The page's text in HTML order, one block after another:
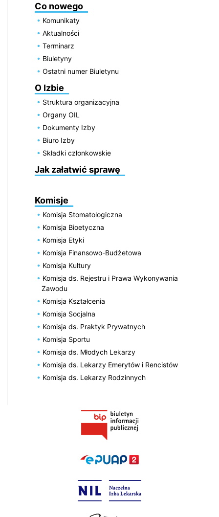
Co nowego
Komunikaty
Aktualności
Terminarz
Biuletyny
Ostatni numer Biuletynu
O Izbie
Struktura organizacyjna
Organy OIL
Dokumenty Izby
Biuro Izby
Składki członkowskie
Jak załatwić sprawę
Komisje
Komisja Stomatologiczna
Komisja Bioetyczna
Komisja Etyki
Komisja Finansowo-Budżetowa
Komisja Kultury
Komisja ds. Rejestru i Prawa Wykonywania
Zawodu
Komisja Kształcenia
Komisja Socjalna
Komisja ds. Praktyk Prywatnych
Komisja Sportu
Komisja ds. Młodych Lekarzy
Komisja ds. Lekarzy Emerytów i Rencistów
Komisja ds. Lekarzy Rodzinnych